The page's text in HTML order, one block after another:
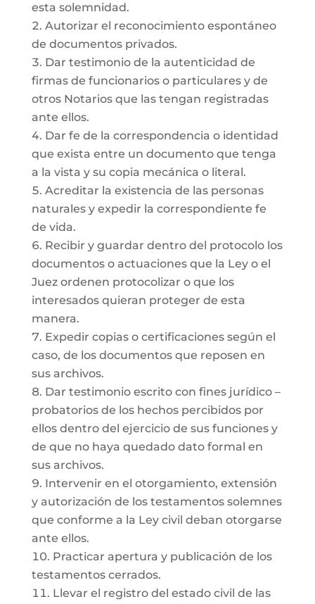
esta solemnidad.
Autorizar el reconocimiento espontáneo
de documentos privados.
Dar testimonio de la autenticidad de
firmas de funcionarios o particulares y de
otros Notarios que las tengan registradas
ante ellos.
Dar fe de la correspondencia o identidad
que exista entre un documento que tenga
a la vista y su copia mecánica o literal.
Acreditar la existencia de las personas
naturales y expedir la correspondiente fe
de vida.
Recibir y guardar dentro del protocolo los
documentos o actuaciones que la Ley o el
Juez ordenen protocolizar o que los
interesados quieran proteger de esta
manera.
Expedir copias o certificaciones según el
caso, de los documentos que reposen en
sus archivos.
Dar testimonio escrito con fines jurídico –
probatorios de los hechos percibidos por
ellos dentro del ejercicio de sus funciones y
de que no haya quedado dato formal en
sus archivos.
Intervenir en el otorgamiento, extensión
y autorización de los testamentos solemnes
que conforme a la Ley civil deban otorgarse
ante ellos.
Practicar apertura y publicación de los
testamentos cerrados.
Llevar el registro del estado civil de las